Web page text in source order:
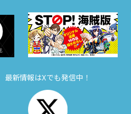
最新情報はXでも発信中！